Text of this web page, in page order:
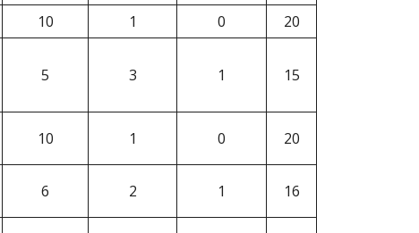
10 1 0
20
5 3 1 15
10 1 0 20
6 2 1 16